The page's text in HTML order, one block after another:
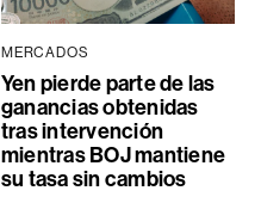
MERCADOS
Yen pierde parte de las
ganancias obtenidas
tras intervención
mientras BOJ mantiene
su tasa sin cambios